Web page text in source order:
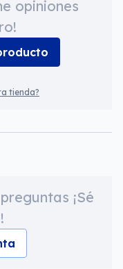
opiniones
tienda?
¡Sé